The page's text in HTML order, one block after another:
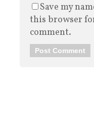
Save my
this browser
comment.